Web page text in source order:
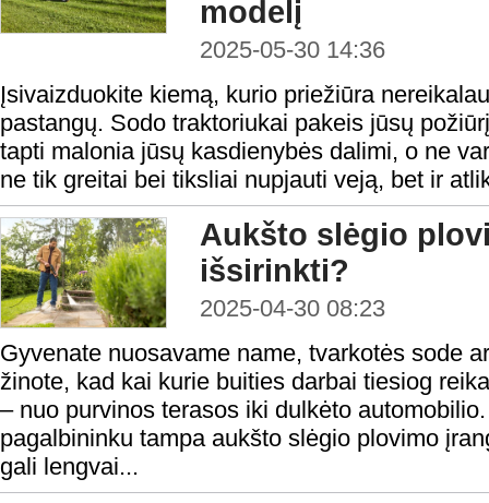
modelį
2025-05-30 14:36
Įsivaizduokite kiemą, kurio priežiūra
pastangų. Sodo traktoriukai pakeis jūsų
tapti malonia jūsų kasdienybės dalimi, o ne
ne tik greitai bei tiksliai nupjauti veją, bet ir
Aukšto slėgio
išsirinkti?
2025-04-30 08:23
Gyvenate nuosavame name, tvarkotės sode
žinote, kad kai kurie buities darbai tiesiog
– nuo purvinos terasos iki dulkėto
pagalbininku tampa aukšto slėgio plovimo
gali lengvai...